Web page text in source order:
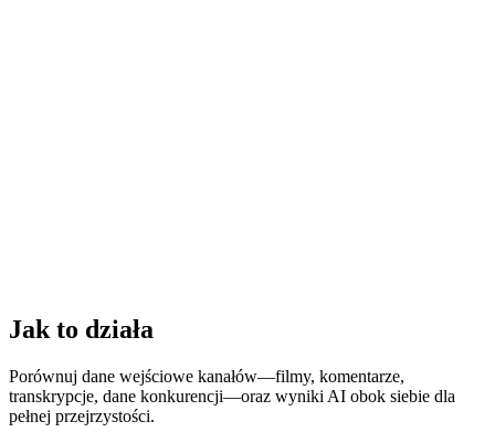
Jak to działa
Porównuj dane wejściowe kanałów—filmy, komentarze,
transkrypcje, dane konkurencji—oraz wyniki AI obok siebie dla
pełnej przejrzystości.